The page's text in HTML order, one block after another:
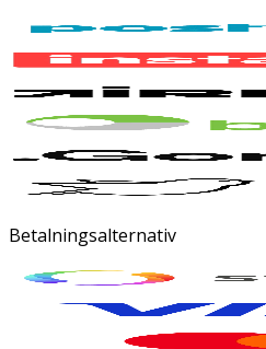
Betalningsalternativ